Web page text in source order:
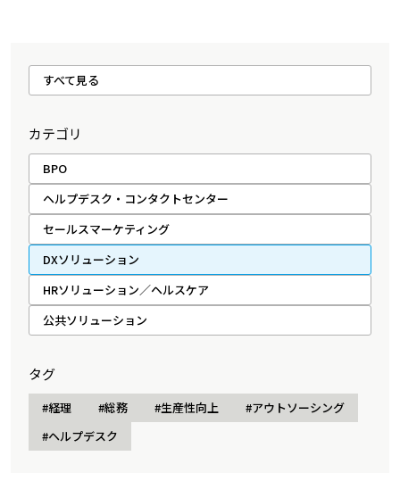
すべて見る
カテゴリ
BPO
ヘルプデスク・コンタクトセンター
セールスマーケティング
DXソリューション
HRソリューション／ヘルスケア
公共ソリューション
タグ
#経理 #総務 #生産性向上
#アウトソーシング
#ヘルプデスク